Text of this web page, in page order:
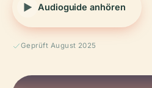
Audioguide anhören
Geprüft August 2025